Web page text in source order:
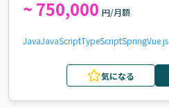
~ 750,000 円/月額
JavaJavaScriptTypeScriptSpringVue.js
気になる